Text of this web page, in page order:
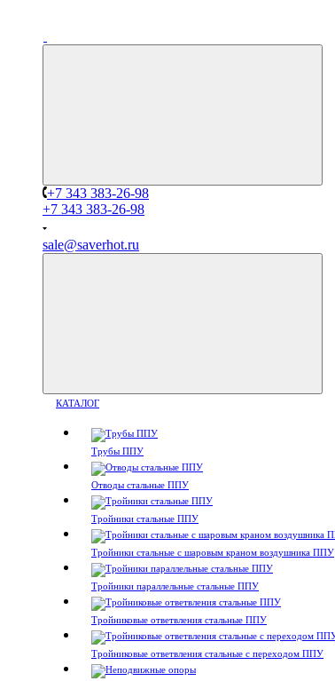
+7 343 383-26-98
+7 343 383-26-98
sale@saverhot.ru
КАТАЛОГ
Трубы ППУ
Отводы стальные ППУ
Тройники стальные ППУ
Тройники стальные с шаровым краном воздушника ППУ
Тройники параллельные стальные ППУ
Тройниковые ответвления стальные ППУ
Тройниковые ответвления стальные с переходом ППУ